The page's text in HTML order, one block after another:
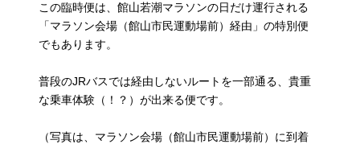
この臨時便は、館山若潮マラソンの日だけ運行される
「マラソン会場（館山市民運動場前）経由」の特別便
でもあります。
普段のJRバスでは経由しないルートを一部通る、貴重
な乗車体験（！？）が出来る便です。
（写真は、マラソン会場（館山市民運動場前）に到着